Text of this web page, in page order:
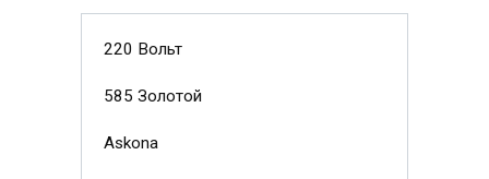
220 Вольт
585 Золотой
Askona